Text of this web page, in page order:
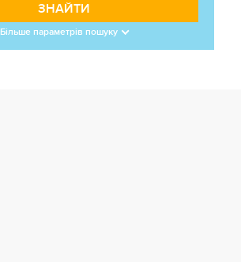
ЗНАЙТИ
Більше параметрів пошуку